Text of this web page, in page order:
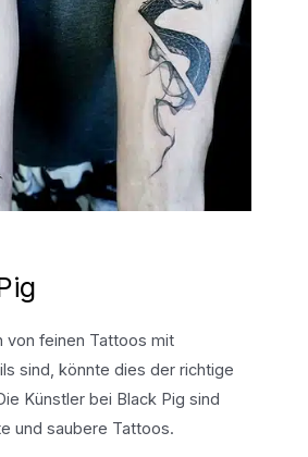
von feinen Tattoos mit
sind, könnte dies der richtige
Künstler bei Black Pig sind
und saubere Tattoos.